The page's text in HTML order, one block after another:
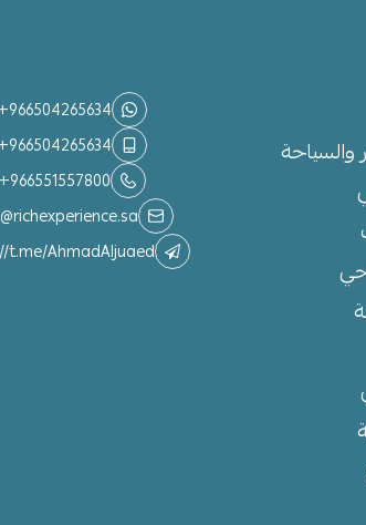
والسياحة
+966504265634
+966504265634
+966551557800
t.me/AhmadAljuaed